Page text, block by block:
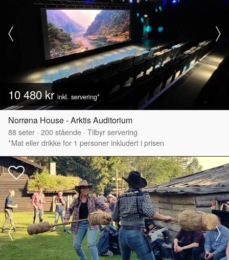
10 480 kr inkl. servering*
Norrøna House - Arktis Auditorium
88seter · 200stående · Tilbyr servering
*Mat eller drikke for 1 personer inkludert i prisen